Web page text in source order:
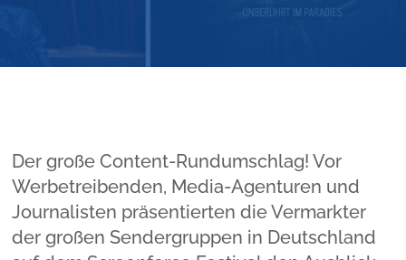
Der große Content-Rundumschlag! Vor
Werbetreibenden, Media-Agenturen und
Journalisten präsentierten die Vermarkter
der großen Sendergruppen in Deutschland